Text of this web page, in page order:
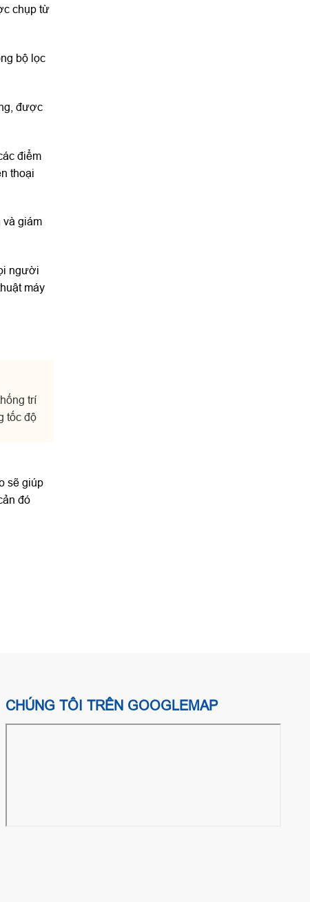
chụp từ
bộ lọc
được
điểm
thoại
và giám
người
máy
trí
tốc độ
sẽ giúp
đó
CHÚNG TÔI TRÊN GOOGLEMAP